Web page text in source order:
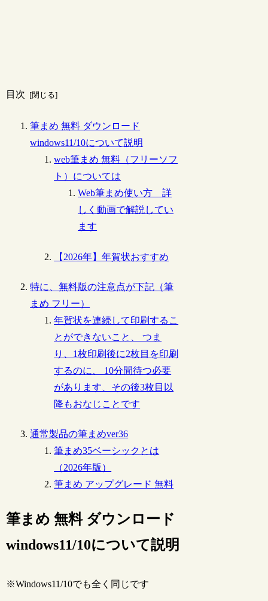
目次
筆まめ 無料 ダウンロード
windows11/10について説明
web筆まめ 無料（フリーソフ
ト）については
Web筆まめ使い方 詳
しく動画で解説してい
ます
【2026年】年賀状おすすめ
特に、無料版の注意点が下記（筆
まめ フリー）
年賀状を連続して印刷するこ
とができないこと、 つま
り、1枚印刷後に2枚目を印刷
するのに、 10分間待つ必要
があります、その後3枚目以
降もおなじことです
通常製品の筆まめver36
筆まめ35ベーシックとは
（2026年版）
筆まめ アップグレード 無料
筆まめ 無料 ダウンロード
windows11/10について説明
※Windows11/10でも全く同じです